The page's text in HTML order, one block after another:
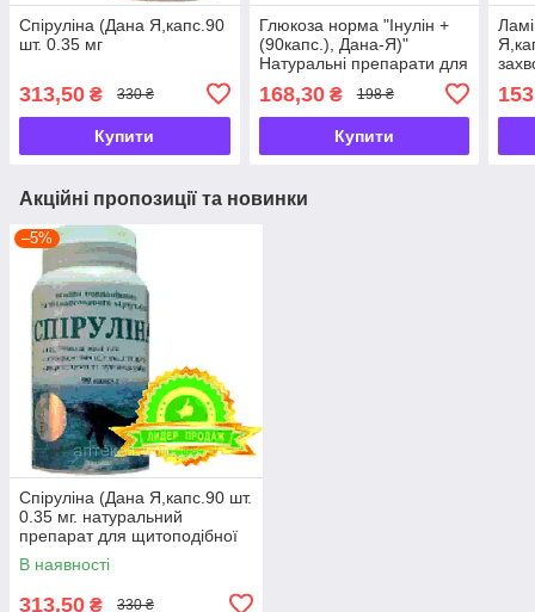
Спіруліна (Дана Я,капс.90
шт. 0.35 мг
313,50 ₴ 330 ₴
Купити
Глюкоза норма "Інулін +
(90капс.), Дана-Я)"
Натуральні препарати для
діабету
168,30₴ 198 ₴
Купити
Акційні пропозиції та новинки
–5%
Спіруліна (Дана Я,капс.90 шт.
0.35 мг. натуральний
препарат для щитоподібної
залози
В наявності
313,50 ₴ 330 ₴